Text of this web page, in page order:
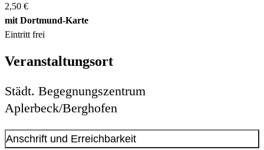
2,50 €
mit Dortmund-Karte
Eintritt frei
Veranstaltungsort
Städt. Begegnungszentrum
Aplerbeck/Berghofen
Anschrift und Erreichbarkeit